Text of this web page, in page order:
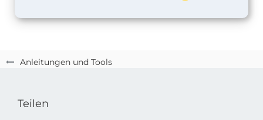
Anleitungen und Tools
Teilen